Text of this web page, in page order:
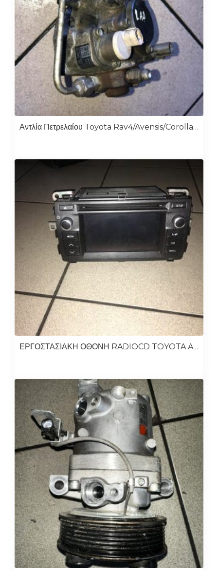
Αντλία Πετρελαίου Toyota Rav4/Avensis/Corolla D4D 2ad 22100-0R010
ΕΡΓΟΣΤΑΣΙΑΚΗ ΟΘΟΝΗ RADIOCD TOYOTA AURIS 2013